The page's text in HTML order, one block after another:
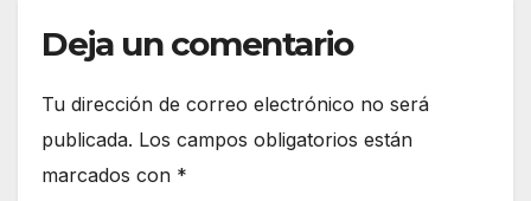
Deja un comentario
Tu dirección de correo electrónico no será
publicada. Los campos obligatorios están
marcados con *